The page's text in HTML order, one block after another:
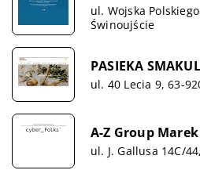
ul. Wojska
Świnoujście
PASIEKA
ul. 40 Lecia 9, 63-
A-Z Group
ul. J. Gallusa 14C/